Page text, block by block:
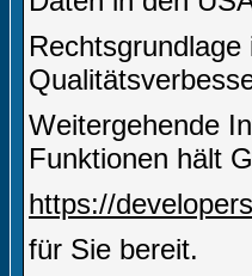
Weitergehende
Funktionen hält
https://
für Sie bereit.